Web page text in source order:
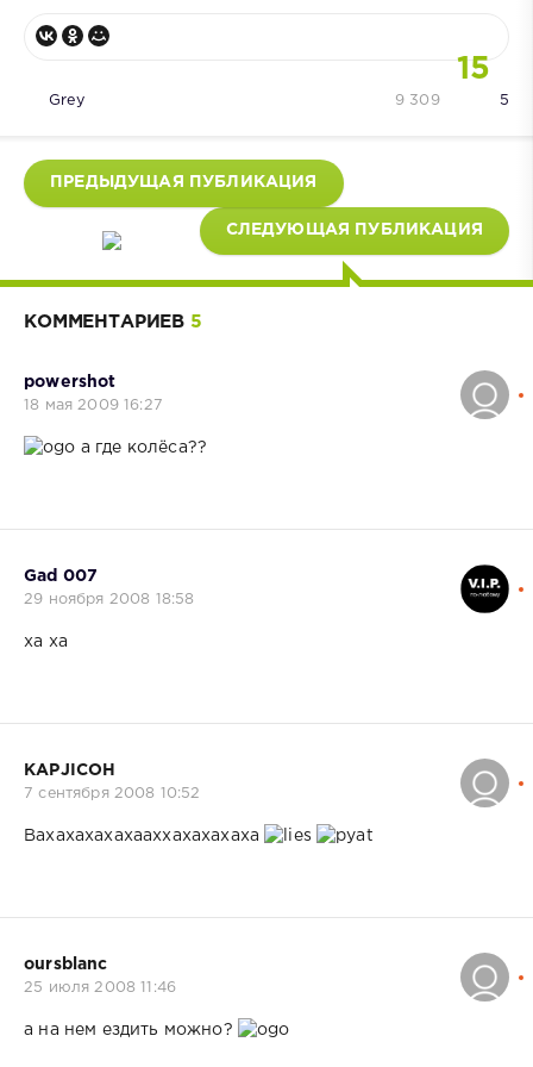
15
Grey 5
9 309
ПРЕДЫДУЩАЯ ПУБЛИКАЦИЯ
СЛЕДУЮЩАЯ ПУБЛИКАЦИЯ
КОММЕНТАРИЕВ 5
powershot
18 мая 2009 16:27
а где колёса??
Gad 007
29 ноября 2008 18:58
ха ха
КАРJICOH
7 сентября 2008 10:52
Вахахахахахааххахахахаха
oursblanc
25 июля 2008 11:46
а на нем ездить можно?